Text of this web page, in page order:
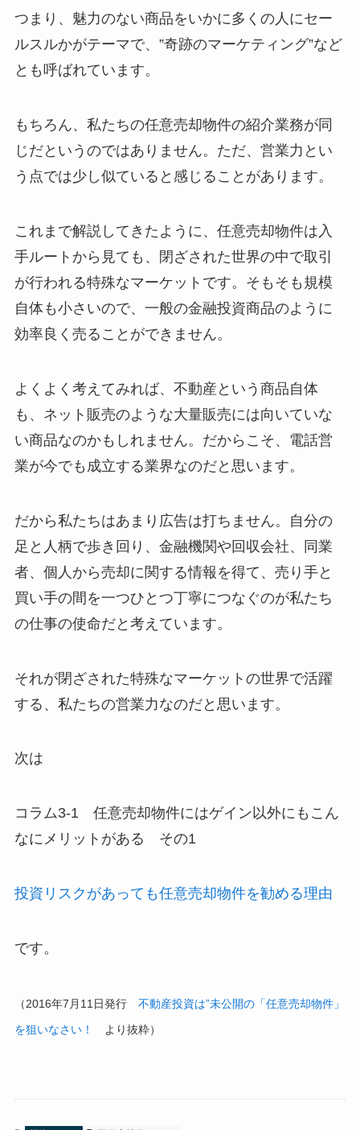
つまり、魅力のない商品をいかに多くの人にセー
ルスルかがテーマで、”奇跡のマーケティング”など
とも呼ばれています。
もちろん、私たちの任意売却物件の紹介業務が同
じだというのではありません。ただ、営業力とい
う点では少し似ていると感じることがあります。
これまで解説してきたように、任意売却物件は入
手ルートから見ても、閉ざされた世界の中で取引
が行われる特殊なマーケットです。そもそも規模
自体も小さいので、一般の金融投資商品のように
効率良く売ることができません。
よくよく考えてみれば、不動産という商品自体
も、ネット販売のような大量販売には向いていな
い商品なのかもしれません。だからこそ、電話営
業が今でも成立する業界なのだと思います。
だから私たちはあまり広告は打ちません。自分の
足と人柄で歩き回り、金融機関や回収会社、同業
者、個人から売却に関する情報を得て、売り手と
買い手の間を一つひとつ丁寧につなぐのが私たち
の仕事の使命だと考えています。
それが閉ざされた特殊なマーケットの世界で活躍
する、私たちの営業力なのだと思います。
次は
コラム3-1 任意売却物件にはゲイン以外にもこん
なにメリットがある その1
投資リスクがあっても任意売却物件を勧める理由
です。
（2016年7月11日発行 不動産投資は”未公開の「任意売却物件」
を狙いなさい！
より抜粋）